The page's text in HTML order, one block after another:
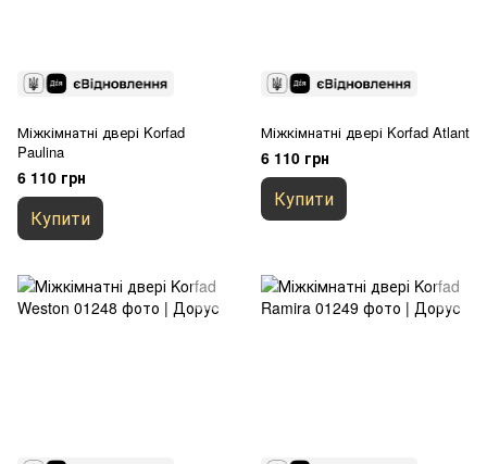
Міжкімнатні двері Korfad
Paulina
6 110 грн
Купити
Міжкімнатні двері Korfad Atlant
6 110 грн
Купити